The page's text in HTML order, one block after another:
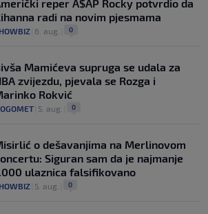
reper A$AP Rocky potvrdio da
radi na novim pjesmama
6. aug. 0
Mamićeva supruga se udala za
zvijezdu, pjevala se Rozga i
Rokvić
5. aug. 0
o dešavanjima na Merlinovom
Siguran sam da je najmanje
ulaznica falsifikovano
5. aug. 0